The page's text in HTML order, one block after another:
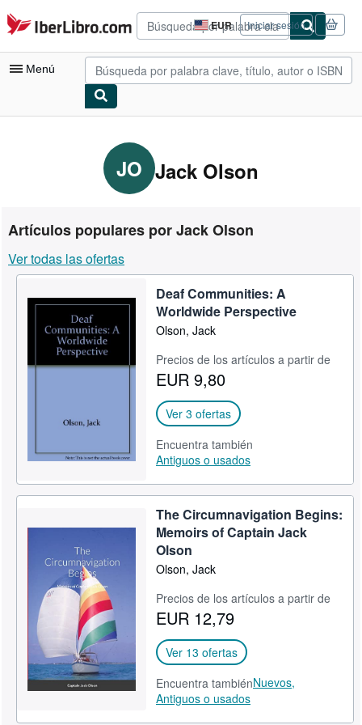
Pasar al contenido principal
IberLibro.com EUR
Preferencias
de
compra
del
Iniciar sesión
Menú
Consultar mis pedidos
Búsqueda avanzada
Libros antiguos
Arte y coleccionismo
Vendedores
Comenzar a vender
CERRAR
JO Jack Olson
Artículos populares por Jack Olson
Ver todas las ofertas
Deaf Communities: A
Worldwide Perspective
Olson, Jack
Precios de los artículos a partir de
EUR 9,80
Ver 3 ofertas
Encuentra también
Antiguos o usados
The Circumnavigation Begins:
Memoirs of Captain Jack
Olson
Olson, Jack
Precios de los artículos a partir de
EUR 12,79
Ver 13 ofertas
Encuentra tambiénNuevos,
Antiguos o usados